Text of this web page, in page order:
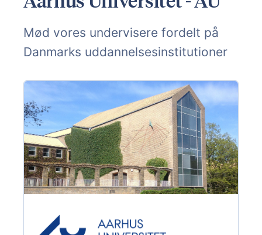
Mød vores undervisere fordelt på
Danmarks uddannelsesinstitutioner